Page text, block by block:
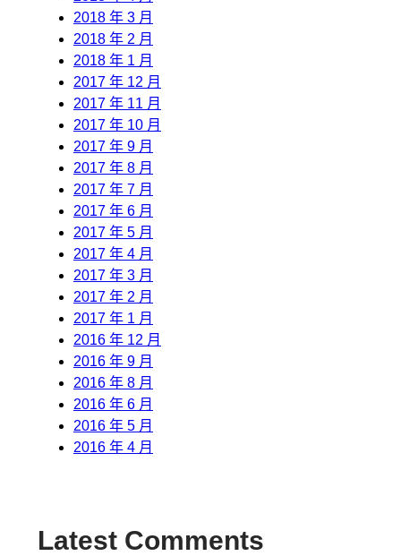
2018 年 3 月
2018 年 2 月
2018 年 1 月
2017 年 12 月
2017 年 11 月
2017 年 10 月
2017 年 9 月
2017 年 8 月
2017 年 7 月
2017 年 6 月
2017 年 5 月
2017 年 4 月
2017 年 3 月
2017 年 2 月
2017 年 1 月
2016 年 12 月
2016 年 9 月
2016 年 8 月
2016 年 6 月
2016 年 5 月
2016 年 4 月
Latest Comments